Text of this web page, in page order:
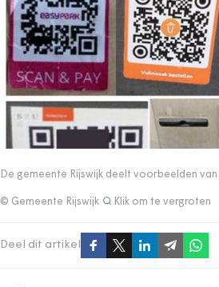
De gemeente Rijswijk deelt voorbeelden
© Gemeente Rijswijk Klik om te vergroten
Deel dit artikel